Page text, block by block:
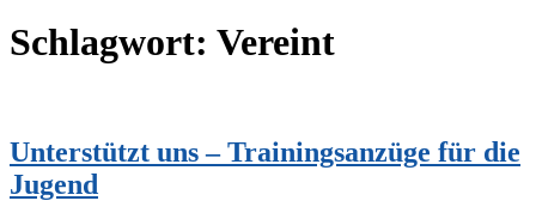
Schlagwort: Vereint
Unterstützt uns – Trainingsanzüge für die
Jugend